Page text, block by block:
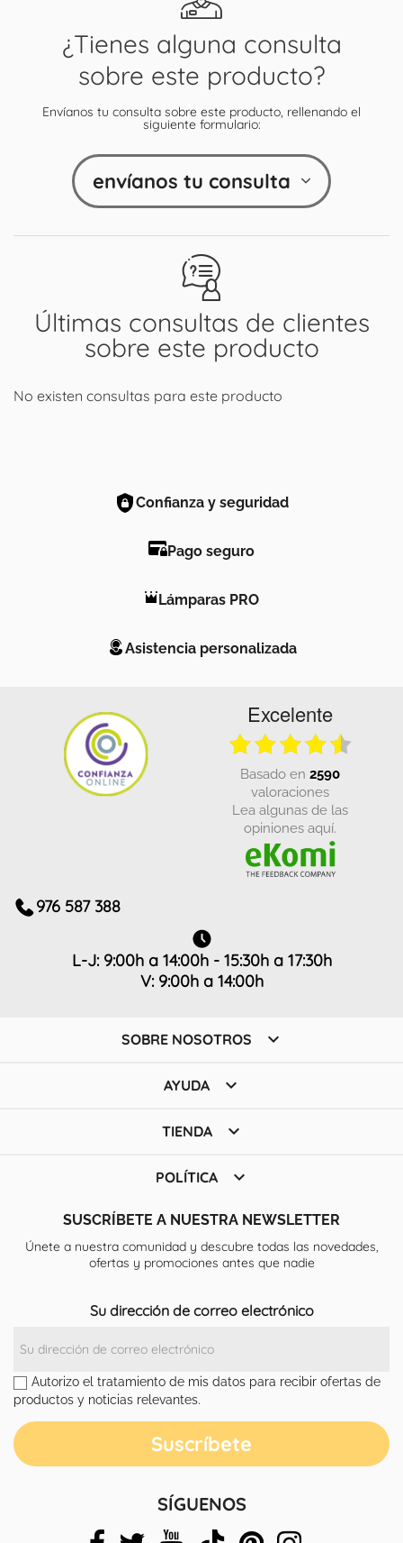
Últimas consultas de clientes
sobre este producto
No existen consultas para este producto
¿Tienes alguna consulta
sobre este producto?
Envíanos tu consulta sobre este producto, rellenando el
siguiente formulario:
envíanos tu consulta
Confianza y seguridad
Pago seguro
Lámparas PRO
Asistencia personalizada
Excelente
basado en 2590
valoraciones
Lea algunas de las
opiniones aquí.
976 587 388
L-J: 9:00h a 14:00h - 15:30h a 17:30h
V: 9:00h a 14:00h
SOBRE NOSOTROS 
AYUDA 
TIENDA 
POLÍTICA 
SUSCRÍBETE A NUESTRA NEWSLETTER
Únete a nuestra comunidad y descubre todas las novedades,
ofertas y promociones antes que nadie
Su dirección de correo electrónico
Autorizo el tratamiento de mis datos para recibir ofertas de
productos y noticias relevantes.
SÍGUENOS